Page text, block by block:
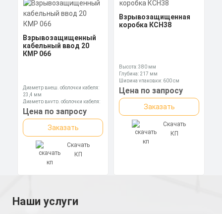
Взрывозащищенный
кабельный ввод 20
КМР 066
Диаметр внеш. оболочки кабеля:
23,4 мм
Диаметр внутр. оболочки кабеля:
16,9 мм
Диаметр оболочки кабеля: 6,5-13,9
мм
Цена по запросу
Заказать
Скачать
КП
Взрывозащищенная
коробка КСН38
Высота: 380 мм
Глубина: 217 мм
Ширина упаковки: 600 см
Цена по запросу
Заказать
Скачать
КП
Наши услуги